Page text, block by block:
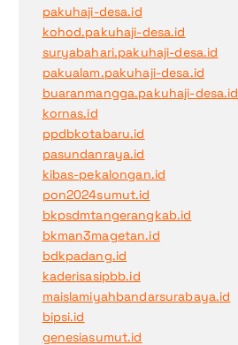
pakuhaji-desa.id
kohod.pakuhaji-desa.id
suryabahari.pakuhaji-desa.id
pakualam.pakuhaji-desa.id
buaranmangga.pakuhaji-desa.id
kornas.id
ppdbkotabaru.id
pasundanraya.id
kibas-pekalongan.id
pon2024sumut.id
bkpsdmtangerangkab.id
bkman3magetan.id
bdkpadang.id
kaderisasipbb.id
maislamiyahbandarsurabaya.id
bipsi.id
genesiasumut.id